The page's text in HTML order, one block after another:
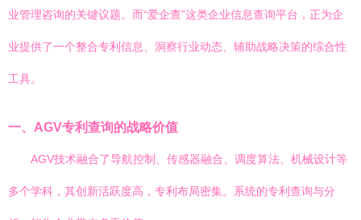
业管理咨询的关键议题。而“爱企查”这类企业信息查询平台，正为企
业提供了一个整合专利信息、洞察行业动态、辅助战略决策的综合性
工具。
一、AGV专利查询的战略价值
AGV技术融合了导航控制、传感器融合、调度算法、机械设计等
多个学科，其创新活跃度高，专利布局密集。系统的专利查询与分